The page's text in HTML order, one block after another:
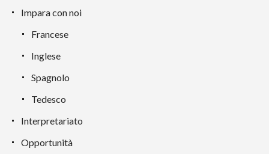
Impara con noi
Francese
Inglese
Spagnolo
Tedesco
Interpretariato
Opportunità